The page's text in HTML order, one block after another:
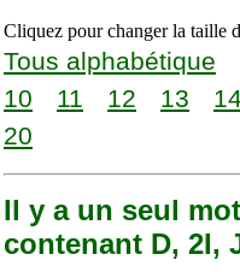
Cliquez pour changer la taille
Tous alphabétique
10
11 12 13 14
20
Il y a un seul
contenant D, 2I,